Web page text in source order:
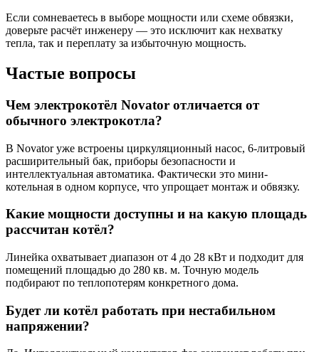
Если сомневаетесь в выборе мощности или схеме обвязки,
доверьте расчёт инженеру — это исключит как нехватку
тепла, так и переплату за избыточную мощность.
Частые вопросы
Чем электрокотёл Novator отличается от
обычного электрокотла?
В Novator уже встроены циркуляционный насос, 6-литровый
расширительный бак, приборы безопасности и
интеллектуальная автоматика. Фактически это мини-
котельная в одном корпусе, что упрощает монтаж и обвязку.
Какие мощности доступны и на какую площадь
рассчитан котёл?
Линейка охватывает диапазон от 4 до 28 кВт и подходит для
помещений площадью до 280 кв. м. Точную модель
подбирают по теплопотерям конкретного дома.
Будет ли котёл работать при нестабильном
напряжении?